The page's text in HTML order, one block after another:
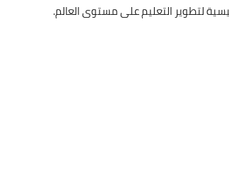
لتطوير التعليم على مستوى العالم.